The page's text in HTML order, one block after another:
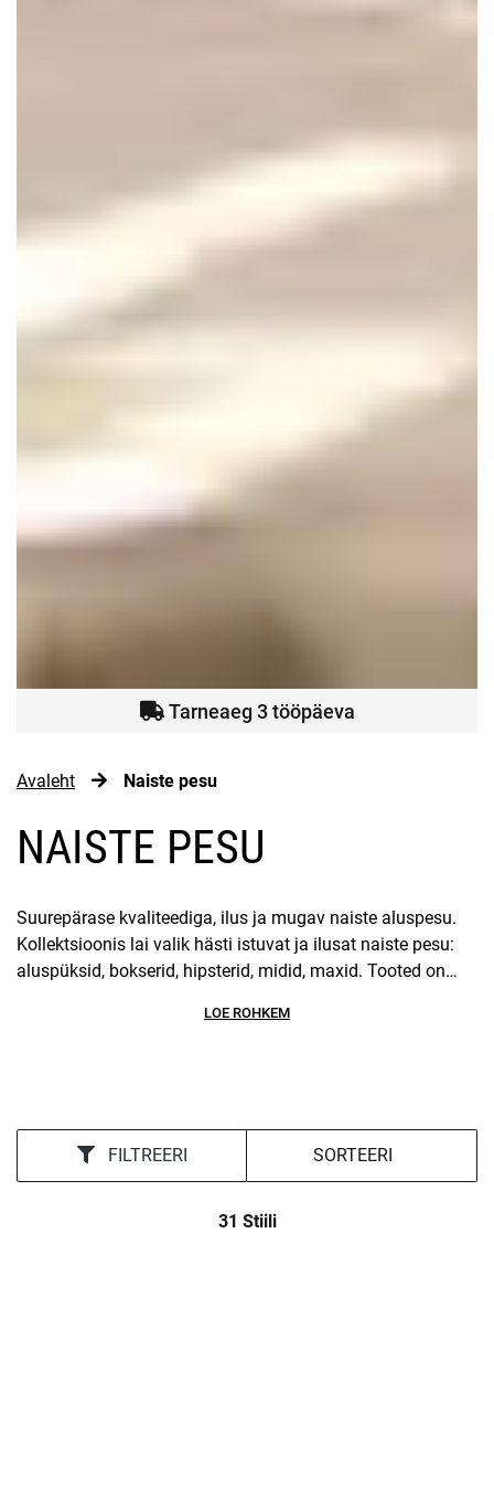
Tarneaeg 3 tööpäeva
Avaleht Naiste pesu
NAISTE PESU
Suurepärase kvaliteediga, ilus ja mugav naiste aluspesu.
Kollektsioonis lai valik hästi istuvat ja ilusat naiste pesu:
aluspüksid, bokserid, hipsterid, midid, maxid. Tooted on
üle 30 aastasest tootearenduse kogemusest.
LOE ROHKEM
FILTREERI
31 Stiili